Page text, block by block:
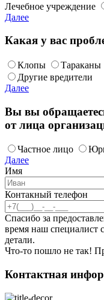
Лечебное учреждение
Далее
Какая у вас
Клопы Тараканы
Другие вредители
Далее
Вы вы
от лица
Частное лицо
Далее
Имя
Контакный телефон
Спасибо за
время наш специалист
детали.
Что-то пошло не так!
Контактная